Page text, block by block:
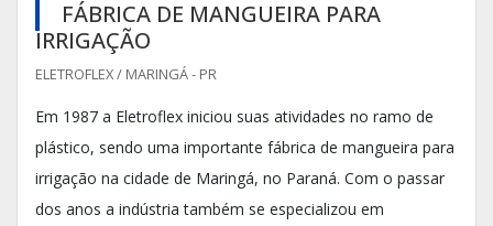
FÁBRICA DE MANGUEIRA PARA
IRRIGAÇÃO
ELETROFLEX / MARINGÁ - PR
Em 1987 a Eletroflex iniciou suas atividades no ramo de
plástico, sendo uma importante fábrica de mangueira para
irrigação na cidade de Maringá, no Paraná. Com o passar
dos anos a indústria também se especializou em